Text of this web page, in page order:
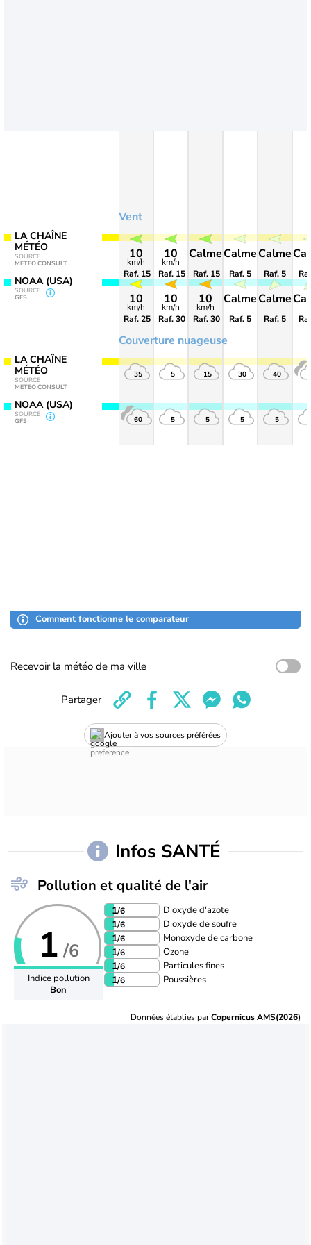
LA CHAÎNE
MÉTÉO
SOURCE
METEO CONSULT
NOAA (USA)
SOURCE
GFS
LA CHAÎNE
MÉTÉO
SOURCE
METEO CONSULT
NOAA (USA)
SOURCE
GFS
Vent
Couverture nuageuse
10
km/h
Raf. 15
10
km/h
Raf. 25
35
60
10
km/h
Raf. 15
10
km/h
Raf. 30
5
5
Calme
Raf. 15
10
km/h
Raf. 30
15
5
Calme
Raf. 5
Calme
Raf. 5
30
5
Calme
Raf. 5
Calme
Raf. 5
40
5
Comment fonctionne le comparateur
Recevoir la météo de ma ville
Ajouter à vos sources préférées
Partager
Infos SANTÉ
Pollution et qualité de l'air
1 /6
Indice pollution
Bon
1/6 Dioxyde d'azote
1/6 Dioxyde de soufre
1/6 Monoxyde de carbone
1/6 Ozone
1/6 Particules fines
1/6 Poussières
Données établies parCopernicus AMS(2026)